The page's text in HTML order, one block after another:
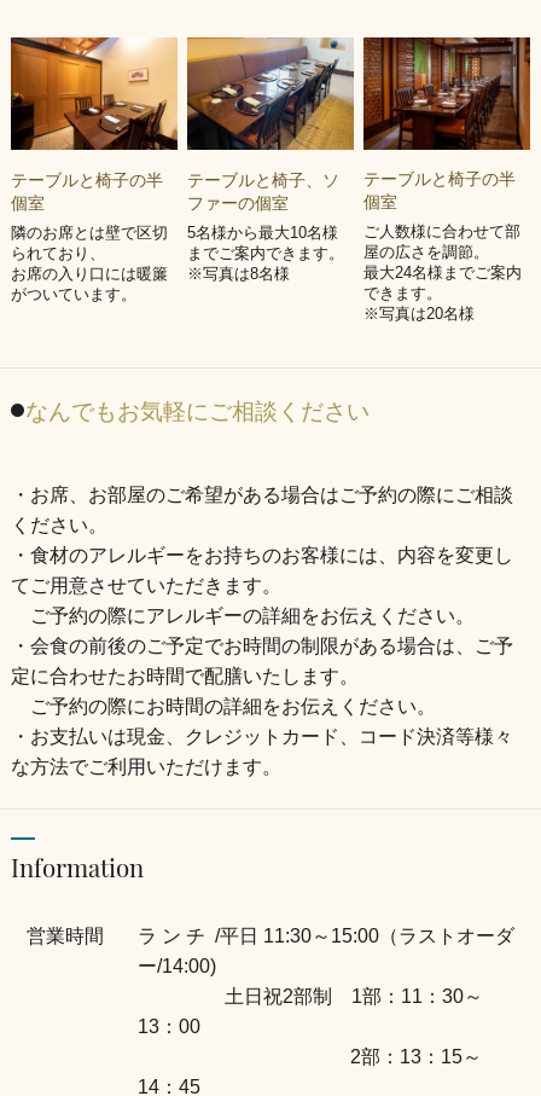
テーブルと椅子の半
個室
隣のお席とは壁で区切
られており、
お席の入り口には暖簾
がついています。
テーブルと椅子、ソ
ファーの個室
5名様から最大10名様
までご案内できます。
※写真は8名様
テーブルと椅子の半
個室
ご人数様に合わせて部
屋の広さを調節。
最大24名様までご案内
できます。
※写真は20名様
なんでもお気軽にご相談ください
・お席、お部屋のご希望がある場合はご予約の際にご相談
ください。
・食材のアレルギーをお持ちのお客様には、内容を変更し
てご用意させていただきます。
ご予約の際にアレルギーの詳細をお伝えください。
・会食の前後のご予定でお時間の制限がある場合は、ご予
定に合わせたお時間で配膳いたします。
ご予約の際にお時間の詳細をお伝えください。
・お支払いは現金、クレジットカード、コード決済等様々
な方法でご利用いただけます。
Information
営業時間
ラ ン チ /平日 11:30～15:00（ラストオーダ
ー/14:00)
土日祝2部制 1部：11：30～
13：00
2部：13：15～
14：45